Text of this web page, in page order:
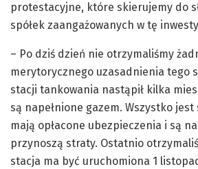
protestacyjne, które skierujemy do
spółek zaangażowanych w tę
– Po dziś dzień nie otrzymaliśmy
merytorycznego uzasadnienia tego
stacji tankowania nastąpił kilka
są napełnione gazem. Wszystko
mają opłacone ubezpieczenia i są
przynoszą straty. Ostatnio
stacja ma być uruchomiona 1